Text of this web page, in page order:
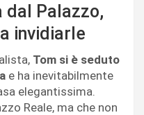
Palazzo,
invidiarle
Tom si è seduto
e ha inevitabilmente
elegantissima.
Reale, ma che non